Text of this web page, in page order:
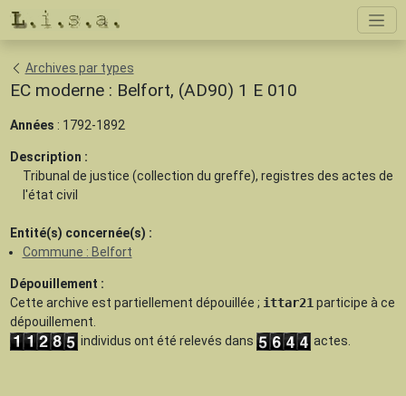
Archives par types
EC moderne : Belfort, (AD90) 1 E 010
Années : 1792-1892
Description :
Tribunal de justice (collection du greffe), registres des actes de
l'état civil
Entité(s) concernée(s) :
Commune : Belfort
Dépouillement :
Cette archive est partiellement dépouillée ; ittar21 participe à ce
dépouillement.
individus ont été relevés dans
actes.